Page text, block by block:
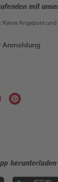
mit
Keine Angebote
Anmeldung
herunterladen